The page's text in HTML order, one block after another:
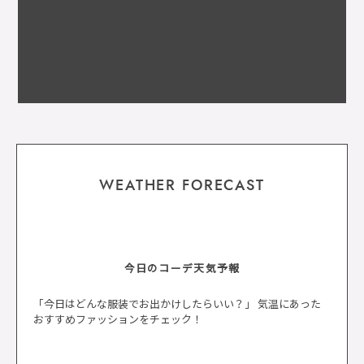
WEATHER FORECAST
今日のコーデ天気予報
「今日はどんな服装でお出かけしたらいい？」 気温にあった
おすすめファッションをチェック！